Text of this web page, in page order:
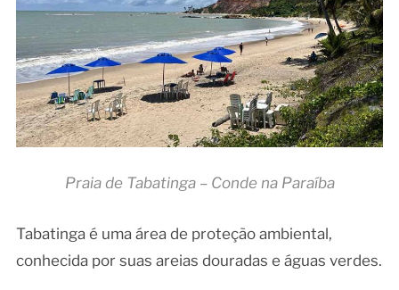
Praia de Tabatinga – Conde na Paraíba
Tabatinga é uma área de proteção ambiental,
conhecida por suas areias douradas e águas verdes.